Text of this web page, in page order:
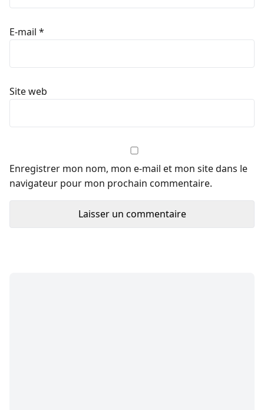
E-mail *
Site web
Enregistrer mon nom, mon e-mail et mon site dans le
navigateur pour mon prochain commentaire.